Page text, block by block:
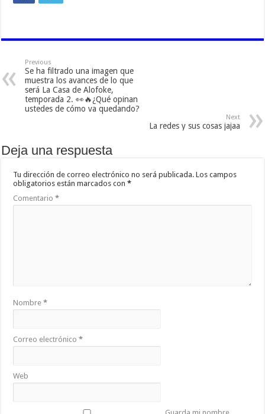
Previous
Se ha filtrado una imagen que
muestra los avances de lo que
será La Casa de Alofoke,
temporada 2. 👀🔥¿Qué opinan
ustedes de cómo va quedando?
Next
La redes y sus cosas jajaa
Deja una respuesta
Tu dirección de correo electrónico no será publicada. Los campos
obligatorios están marcados con*
Comentario*
Nombre*
Correo electrónico*
Web